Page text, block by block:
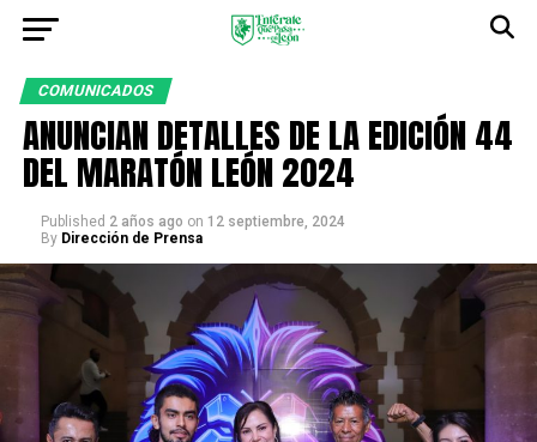
COMUNICADOS
ANUNCIAN DETALLES DE LA EDICIÓN 44
DEL MARATÓN LEÓN 2024
Published 2 años ago on 12 septiembre, 2024
By Dirección de Prensa